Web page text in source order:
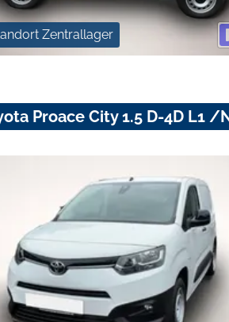
Zentrallager
Proace City 1.5 D-4D L1 /